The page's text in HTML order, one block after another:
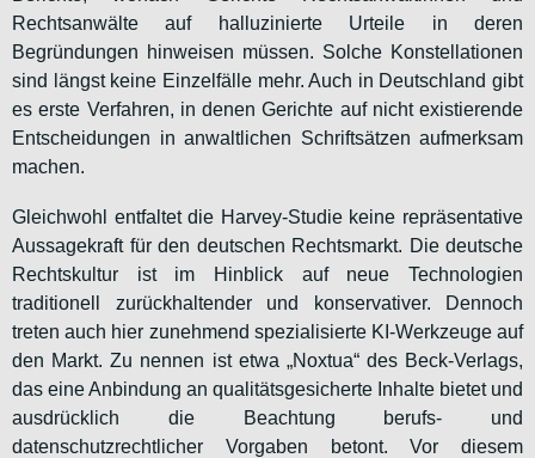
Rechtsanwälte auf halluzinierte Urteile in deren
Begründungen hinweisen müssen. Solche Konstellationen
sind längst keine Einzelfälle mehr. Auch in Deutschland gibt
es erste Verfahren, in denen Gerichte auf nicht existierende
Entscheidungen in anwaltlichen Schriftsätzen aufmerksam
machen.
Gleichwohl entfaltet die Harvey-Studie keine repräsentative
Aussagekraft für den deutschen Rechtsmarkt. Die deutsche
Rechtskultur ist im Hinblick auf neue Technologien
traditionell zurückhaltender und konservativer. Dennoch
treten auch hier zunehmend spezialisierte KI-Werkzeuge auf
den Markt. Zu nennen ist etwa „Noxtua“ des Beck-Verlags,
das eine Anbindung an qualitätsgesicherte Inhalte bietet und
ausdrücklich die Beachtung berufs- und
datenschutzrechtlicher Vorgaben betont. Vor diesem